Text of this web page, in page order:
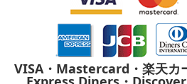
VISA・Mastercard・楽天カ